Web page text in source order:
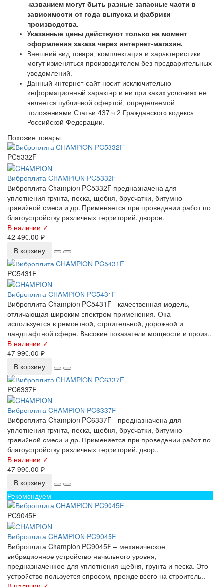
названием могут быть разные запасные части в
зависимости от года выпуска и фабрики
производства.
Указанные цены действуют только на момент
оформления заказа через интернет-магазин.
Внешний вид товара, комплектация и характеристики
могут изменяться производителем без предварительных
уведомлений.
Данный интернет-сайт носит исключительно
информационный характер и ни при каких условиях не
является публичной офертой, определяемой
положениями Статьи 437 ч.2 Гражданского кодекса
Российской Федерации.
Похожие товары
PC5332F
Виброплита CHAMPION PC5332F
Виброплита Champion PC5332F предназначена для
уплотнения грунта, песка, щебня, брусчатки, битумно-
гравийной смеси и др. Применяется при проведении работ по
благоустройству различных территорий, дворов..
В наличии ✓
42 490.00 ₽
В корзину
PC5431F
Виброплита CHAMPION PC5431F
Виброплита Champion PC5431F - качественная модель,
отличающая широким спектром применения. Она
используется в ремонтной, строительной, дорожной и
ландшафтной сфере. Высокие показатели мощности и произ..
В наличии ✓
47 990.00 ₽
В корзину
PC6337F
Виброплита CHAMPION PC6337F
Виброплита Champion PC6337F - предназначена для
уплотнения грунта, песка, щебня, брусчатки, битумно-
гравийной смеси и др. Применяется при проведении работ по
благоустройству различных территорий, двор..
В наличии ✓
47 990.00 ₽
В корзину
Рекомендуем
PC9045F
Виброплита CHAMPION PC9045F
Виброплита Champion PC9045F – механическое
вибрационное устройство начального уровня,
предназначенное для уплотнения щебня, грунта и песка. Это
устройство пользуется спросом, прежде всего на строитель..